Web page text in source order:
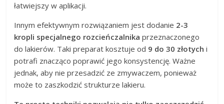
łatwiejszy w aplikacji.
Innym efektywnym rozwiązaniem jest dodanie 2-3
kropli specjalnego rozcieńczalnika przeznaczonego
do lakierów. Taki preparat kosztuje od 9 do 30 złotych i
potrafi znacząco poprawić jego konsystencję. Ważne
jednak, aby nie przesadzić ze zmywaczem, ponieważ
może to zaszkodzić strukturze lakieru.